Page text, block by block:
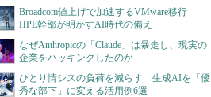
Broadcom値上げで加速するVMware移行
HPE幹部が明かすAI時代の備え
なぜAnthropicの「Claude」は暴走し、現実の
企業をハッキングしたのか
ひとり情シスの負荷を減らす 生成AIを「優
秀な部下」に変える活用例6選